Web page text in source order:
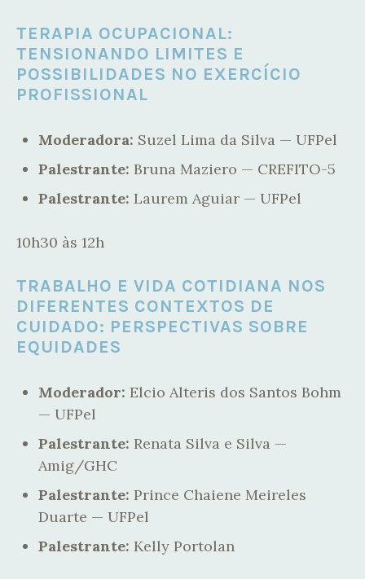
TERAPIA OCUPACIONAL:
TENSIONANDO LIMITES E
POSSIBILIDADES NO EXERCÍCIO
PROFISSIONAL
Moderadora: Suzel Lima da Silva — UFPel
Palestrante: Bruna Maziero — CREFITO-5
Palestrante: Laurem Aguiar — UFPel
10h30 às 12h
TRABALHO E VIDA COTIDIANA NOS
DIFERENTES CONTEXTOS DE
CUIDADO: PERSPECTIVAS SOBRE
EQUIDADES
Moderador: Elcio Alteris dos Santos Bohm
— UFPel
Palestrante: Renata Silva e Silva —
Amig/GHC
Palestrante: Prince Chaiene Meireles
Duarte — UFPel
Palestrante: Kelly Portolan